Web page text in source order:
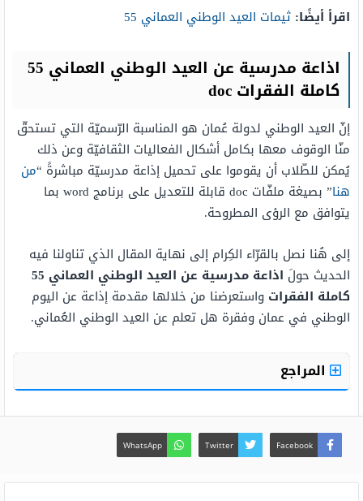
اقرأ أيضًا: ثيمات العيد الوطني العماني 55
اذاعة مدرسية عن العيد الوطني العماني 55
كاملة الفقرات doc
إنّ العيد الوطني لدولة عُمان هو المناسبة الرّسميّة التي تستحقّ
منّا الوقوف معها بكامل أشكال الفعاليات الثقافيّة وعن ذلك
يُمكن للطّلاب أن يقوموا على تحميل إذاعة مدرسيّة مباشرةً “من
هنا
” بصيغة ملفّات doc قابلة للتعديل على برنامج word بما
يتوافق مع الرؤى المطروحة.
إلى هُنا نصل بالقرّاء الكِرام إلى نهاية المقال الذي تناولنا فيه
الحديث حولَ
اذاعة مدرسية عن العيد الوطني العماني 55
كاملة الفقرات واستعرضنا من خلالها مقدمة إذاعة عن اليوم
الوطني في عمان وفقرة هل تعلم عن العيد الوطني العُماني.
المراجع
Facebook
Twitter
WhatsApp